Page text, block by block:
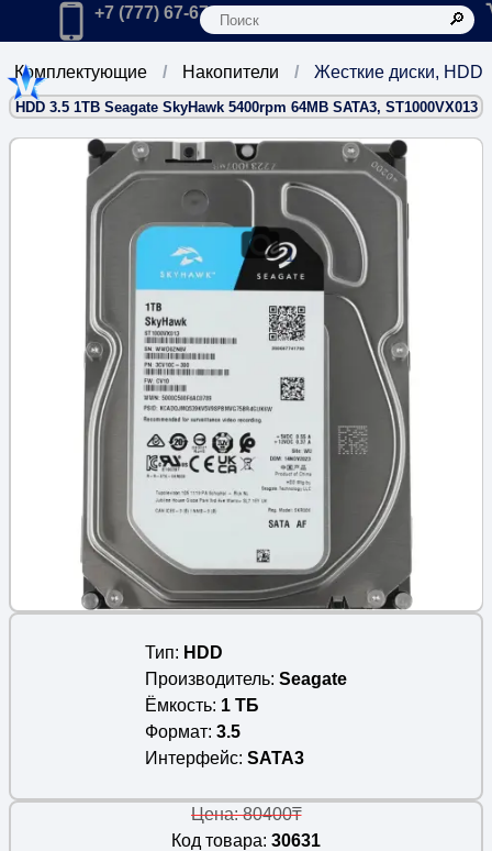
Главная
Позвонить в компанию по телефону:
+7 (777) 67-67-666
Жесткие диски, HDD
Накопители
Комплектующие
HDD 3.5 1TB Seagate SkyHawk 5400rpm 64MB SATA3, ST1000VX013
1
Тип
HDD
Производитель Seagate
Ёмкость 1 ТБ
Формат 3.5
Интерфейс SATA3
Цена: 80400₸
Код товара: 30631